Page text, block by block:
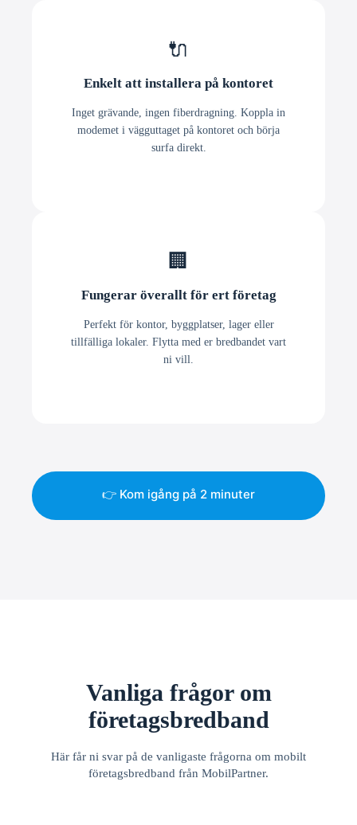
🔌
Enkelt att installera på kontoret
Inget grävande, ingen fiberdragning. Koppla in
modemet i vägguttaget på kontoret och börja
surfa direkt.
🏢
Fungerar överallt för ert företag
Perfekt för kontor, byggplatser, lager eller
tillfälliga lokaler. Flytta med er bredbandet vart
ni vill.
👉 Kom igång på 2 minuter
Vanliga frågor om
företagsbredband
Här får ni svar på de vanligaste frågorna om mobilt
företagsbredband från MobilPartner.